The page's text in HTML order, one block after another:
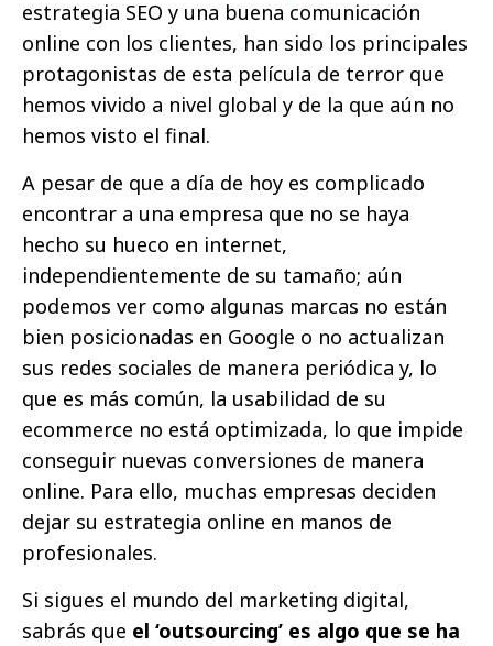
estrategia SEO y una buena comunicación
online con los clientes, han sido los principales
protagonistas de esta película de terror que
hemos vivido a nivel global y de la que aún no
hemos visto el final.
A pesar de que a día de hoy es complicado
encontrar a una empresa que no se haya
hecho su hueco en internet,
independientemente de su tamaño; aún
podemos ver como algunas marcas no están
bien posicionadas en Google o no actualizan
sus redes sociales de manera periódica y, lo
que es más común, la usabilidad de su
ecommerce no está optimizada, lo que impide
conseguir nuevas conversiones de manera
online. Para ello, muchas empresas deciden
dejar su estrategia online en manos de
profesionales.
Si sigues el mundo del marketing digital,
sabrás que el ‘outsourcing’ es algo que se ha